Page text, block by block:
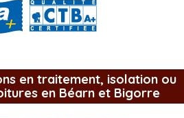
en traitement, isolation ou
en Béarn et Bigorre